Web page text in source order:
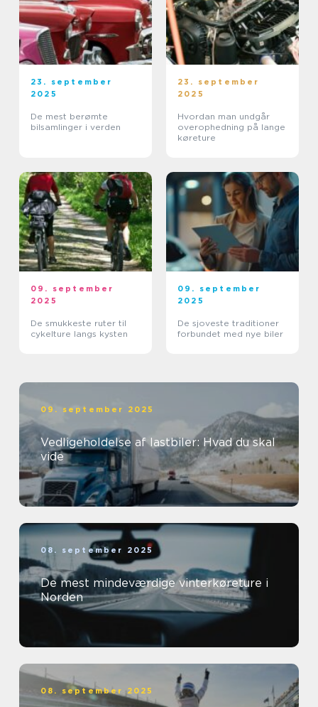
23. september
2025
De mest berømte
bilsamlinger i verden
23. september
2025
Hvordan man undgår
overophedning på lange
køreture
09. september
2025
De smukkeste ruter til
cykelture langs kysten
09. september
2025
De sjoveste traditioner
forbundet med nye biler
09. september 2025
Vedligeholdelse af lastbiler: Hvad du skal
vide
08. september 2025
De mest mindeværdige vinterkøreture i
Norden
08. september 2025